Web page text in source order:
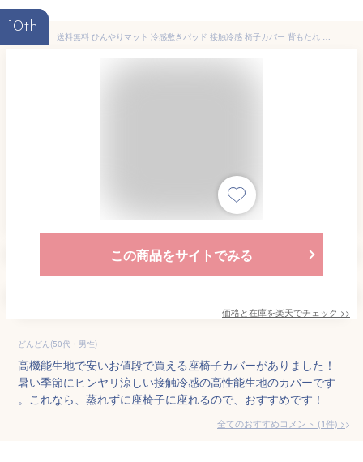
10th
送料無料 ひんやりマット 冷感敷きパッド 接触冷感 椅子カバー 背もたれ 北欧 イスカバー チェアーカバー 座椅子カバー 背もたれ 洗濯可 椅子カバー 洗える 汚れ防止 クールマット 冷感マット 夏用マット おしゃれ 涼感寝具 クール寝具 夏用寝具 犬 ペット 5色
この商品をサイトでみる
価格と在庫を楽天でチェック >>
どんどん(50代・男性)
高機能生地で安いお値段で買える座椅子カバーがありました！
暑い季節にヒンヤリ涼しい接触冷感の高性能生地のカバーです
。これなら、蒸れずに座椅子に座れるので、おすすめです！
全てのおすすめコメント (1件) >